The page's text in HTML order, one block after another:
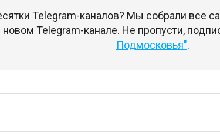
Telegram-каналов? Мы собрали все
новом Telegram-канале. Не пропусти,
Подмосковья".